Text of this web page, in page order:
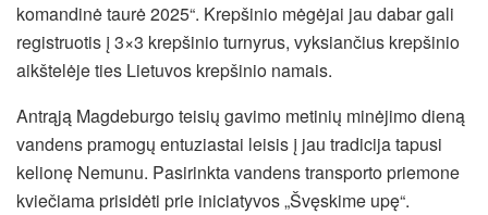
komandinė taurė 2025“. Krepšinio mėgėjai jau dabar gali
registruotis į 3×3 krepšinio turnyrus, vyksiančius krepšinio
aikštelėje ties Lietuvos krepšinio namais.
Antrąją Magdeburgo teisių gavimo metinių minėjimo dieną
vandens pramogų entuziastai leisis į jau tradicija tapusi
kelionę Nemunu. Pasirinkta vandens transporto priemone
kviečiama prisidėti prie iniciatyvos „Švęskime upę“.